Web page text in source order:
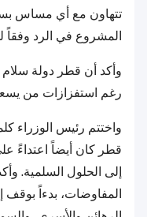
تتهاون مع أي مساس
المشروع في الرد وفقاً
وأكد أن قطر دولة
رغم استفزازات من
واختتم رئيس الوزراء
قطر كان أيضاً اعتداءً
إلى الحلول السلمية.
المفاوضات، بدءاً بوقف